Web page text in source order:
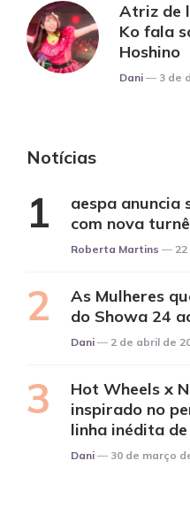
Atriz de
Ko fala
Hoshino
Posted
Dani 3 de
Notícias
aespa anuncia
com nova
Posted
Roberta Martins
As Mulheres
do Showa 24
Posted
Dani 2 de abril de
Hot Wheels x
inspirado no
linha inédita
Posted
Dani 30 de março